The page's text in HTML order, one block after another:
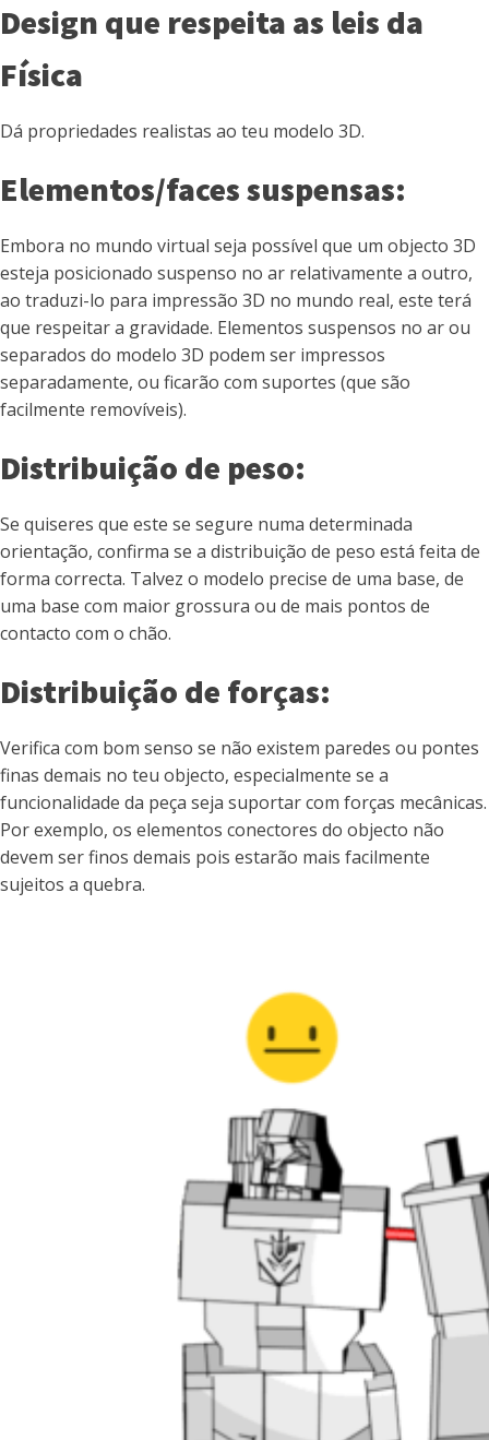
Design que respeita as leis da
Física
Dá propriedades realistas ao teu modelo 3D.
Elementos/faces suspensas:
Embora no mundo virtual seja possível que um objecto 3D
esteja posicionado suspenso no ar relativamente a outro,
ao traduzi-lo para impressão 3D no mundo real, este terá
que respeitar a gravidade. Elementos suspensos no ar ou
separados do modelo 3D podem ser impressos
separadamente, ou ficarão com suportes (que são
facilmente removíveis).
Distribuição de peso:
Se quiseres que este se segure numa determinada
orientação, confirma se a distribuição de peso está feita de
forma correcta. Talvez o modelo precise de uma base, de
uma base com maior grossura ou de mais pontos de
contacto com o chão.
Distribuição de forças:
Verifica com bom senso se não existem paredes ou pontes
finas demais no teu objecto, especialmente se a
funcionalidade da peça seja suportar com forças mecânicas.
Por exemplo, os elementos conectores do objecto não
devem ser finos demais pois estarão mais facilmente
sujeitos a quebra.